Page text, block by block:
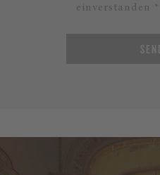
einverstanden *